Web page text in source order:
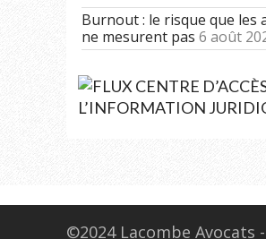
Burnout : le risque que les
ne mesurent pas 6 août
CENTRE
L’INFORMATION
©2024 Lacombe Avocats